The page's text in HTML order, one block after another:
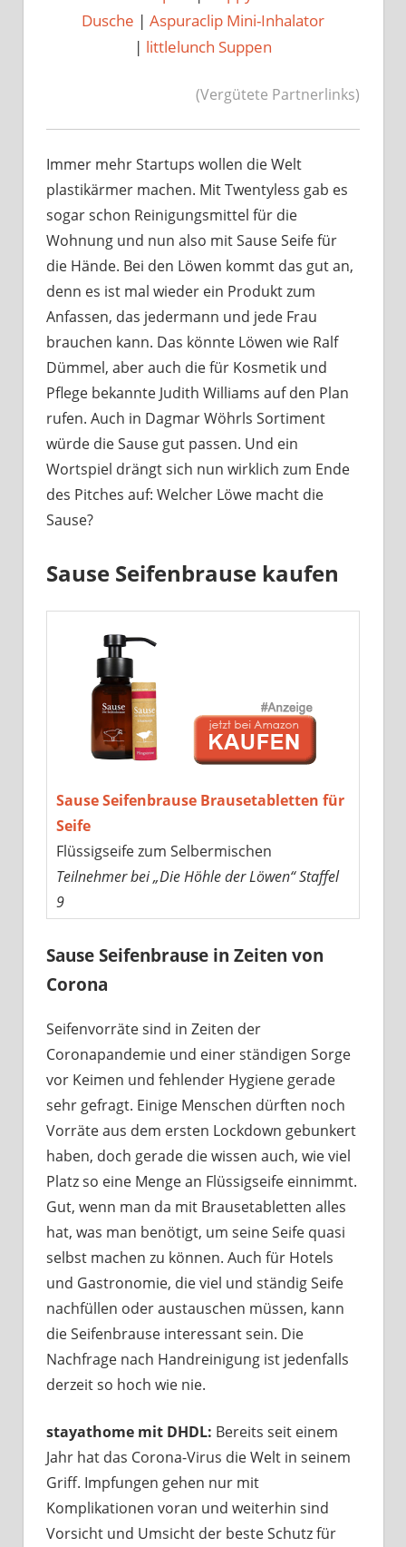
Dusche | Aspuraclip Mini-Inhalator
| littlelunch Suppen
(Vergütete Partnerlinks)
Immer mehr Startups wollen die Welt
plastikärmer machen. Mit Twentyless gab es
sogar schon Reinigungsmittel für die
Wohnung und nun also mit Sause Seife für
die Hände. Bei den Löwen kommt das gut an,
denn es ist mal wieder ein Produkt zum
Anfassen, das jedermann und jede Frau
brauchen kann. Das könnte Löwen wie Ralf
Dümmel, aber auch die für Kosmetik und
Pflege bekannte Judith Williams auf den Plan
rufen. Auch in Dagmar Wöhrls Sortiment
würde die Sause gut passen. Und ein
Wortspiel drängt sich nun wirklich zum Ende
des Pitches auf: Welcher Löwe macht die
Sause?
Sause Seifenbrause kaufen
Sause Seifenbrause Brausetabletten für
Seife
Flüssigseife zum Selbermischen
Teilnehmer bei „Die Höhle der Löwen“ Staffel
9
Sause Seifenbrause in Zeiten von
Corona
Seifenvorräte sind in Zeiten der
Coronapandemie und einer ständigen Sorge
vor Keimen und fehlender Hygiene gerade
sehr gefragt. Einige Menschen dürften noch
Vorräte aus dem ersten Lockdown gebunkert
haben, doch gerade die wissen auch, wie viel
Platz so eine Menge an Flüssigseife einnimmt.
Gut, wenn man da mit Brausetabletten alles
hat, was man benötigt, um seine Seife quasi
selbst machen zu können. Auch für Hotels
und Gastronomie, die viel und ständig Seife
nachfüllen oder austauschen müssen, kann
die Seifenbrause interessant sein. Die
Nachfrage nach Handreinigung ist jedenfalls
derzeit so hoch wie nie.
stayathome mit DHDL: Bereits seit einem
Jahr hat das Corona-Virus die Welt in seinem
Griff. Impfungen gehen nur mit
Komplikationen voran und weiterhin sind
Vorsicht und Umsicht der beste Schutz für